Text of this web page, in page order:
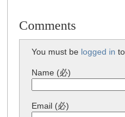
Comments
You must be logged in
Name (必)
Email (必)